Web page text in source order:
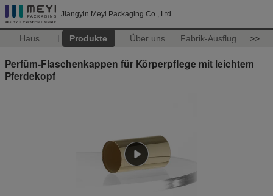
Jiangyin Meyi Packaging Co., Ltd.
Haus Produkte Über uns Fabrik-Ausflug >>
Perfüm-Flaschenkappen für Körperpflege mit leichtem
Pferdekopf